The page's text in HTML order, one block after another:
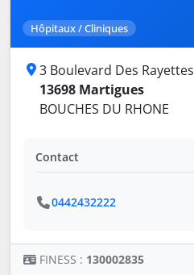
Hôpitaux / Cliniques
3 Boulevard Des Rayettes
13698 Martigues
BOUCHES DU RHONE
Contact
0442432222
FINESS : 130002835